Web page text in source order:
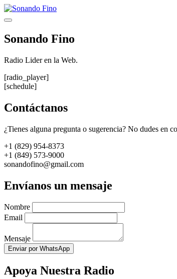
Saltar
al
Menú
Sonando Fino
Radio Lider en la Web.
[radio_player]
[schedule]
Contáctanos
¿Tienes alguna pregunta o sugerencia? No dudes en
+1 (829) 954-8373
+1 (849) 573-9000
sonandofino@gmail.com
Envíanos un mensaje
Nombre
Email
Mensaje
Enviar por WhatsApp
Apoya Nuestra Radio